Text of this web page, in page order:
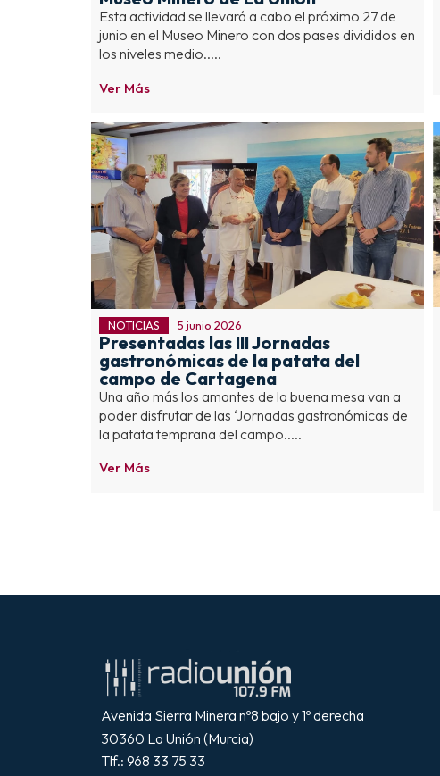
Esta actividad se llevará a cabo el próximo 27 de
junio en el Museo Minero con dos pases divididos en
los niveles medio.....
Ver Más
NOTICIAS 5 junio 2026
Presentadas las III Jornadas
gastronómicas de la patata del
campo de Cartagena
Una año más los amantes de la buena mesa van a
poder disfrutar de las ‘Jornadas gastronómicas de
la patata temprana del campo.....
Ver Más
Avenida Sierra Minera nº8 bajo y 1º derecha
30360 La Unión (Murcia)
Tlf.: 968 33 75 33